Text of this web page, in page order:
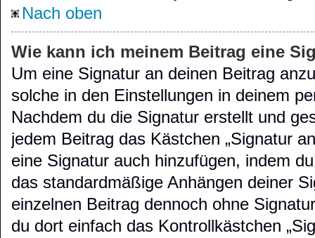
Nach oben
Wie kann ich meinem Beitrag eine
Um eine Signatur an deinen Beitrag
solche in den Einstellungen in deinem
Nachdem du die Signatur erstellt und
jedem Beitrag das Kästchen „Signatur
eine Signatur auch hinzufügen, indem
das standardmäßige Anhängen deiner
einzelnen Beitrag dennoch ohne
du dort einfach das Kontrollkästchen